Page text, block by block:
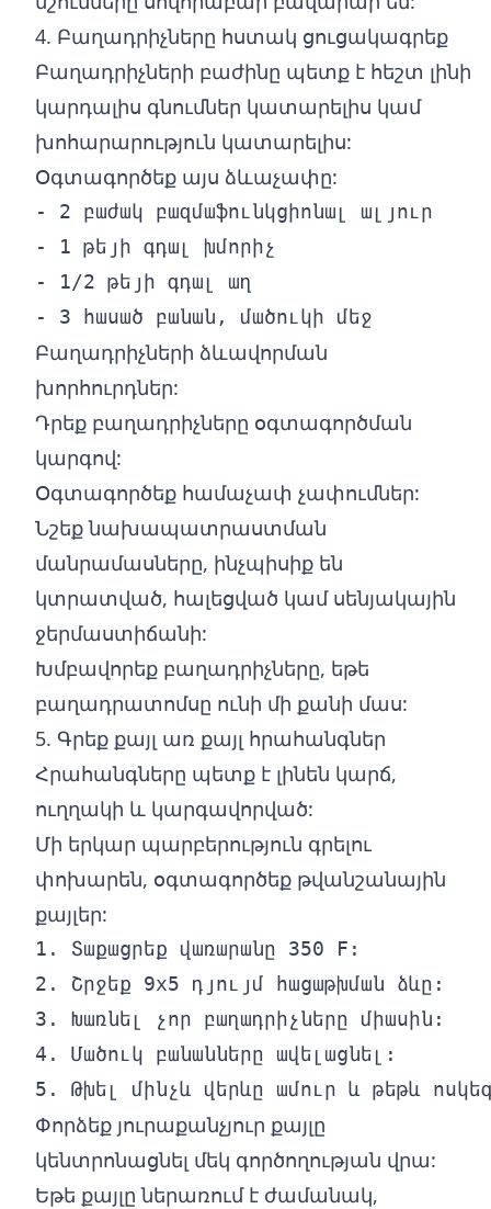
4. Բաղադրիչները հստակ ցուցակագրեք
Բաղադրիչների բաժինը պետք է հեշտ լինի
կարդալիս գնումներ կատարելիս կամ
խոհարարություն կատարելիս:
Օգտագործեք այս ձևաչափը:
- 2 բաժակ բազմաֆունկցիոնալ ալյուր
- 1 թեյի գդալ խմորիչ
- 1/2 թեյի գդալ աղ
Բաղադրիչների ձևավորման
խորհուրդներ:
Դրեք բաղադրիչները օգտագործման
կարգով:
Օգտագործեք համաչափ չափումներ:
Նշեք նախապատրաստման
մանրամասները, ինչպիսիք են
կտրատված, հալեցված կամ սենյակային
ջերմաստիճանի:
Խմբավորեք բաղադրիչները, եթե
բաղադրատոմսը ունի մի քանի մաս:
5. Գրեք քայլ առ քայլ հրահանգներ
Հրահանգները պետք է լինեն կարճ,
ուղղակի և կարգավորված:
Մի երկար պարբերություն գրելու
փոխարեն, օգտագործեք թվանշանային
քայլեր:
1. Տաքացրեք վառարանը 350 F:
2. Շրջեք 9x5 դյույմ հացաթխման ձևը:
3. Խառնել չոր բաղադրիչները միասին:
4. Մածուկ բանանները ավելացնել:
Փորձեք յուրաքանչյուր քայլը
կենտրոնացնել մեկ գործողության վրա:
Եթե քայլը ներառում է ժամանակ,